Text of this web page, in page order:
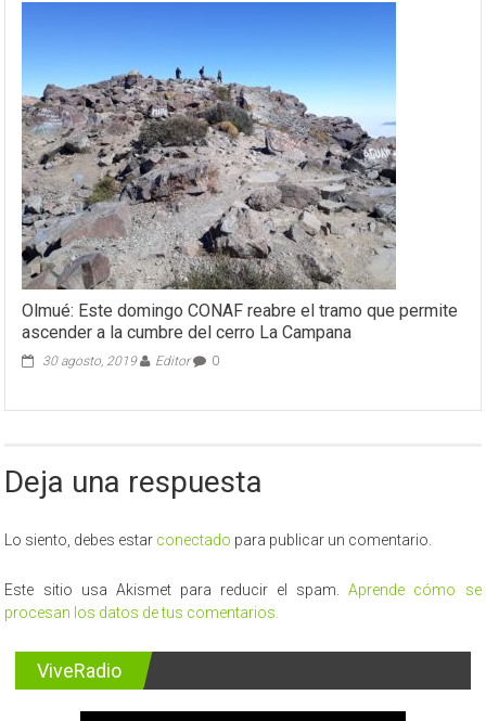
Olmué: Este domingo CONAF reabre el tramo que permite
ascender a la cumbre del cerro La Campana
30 agosto, 2019 Editor 0
Deja una respuesta
Lo siento, debes estar conectado para publicar un comentario.
Este sitio usa Akismet para reducir el spam.Aprende cómo se
procesan los datos de tus comentarios.
ViveRadio